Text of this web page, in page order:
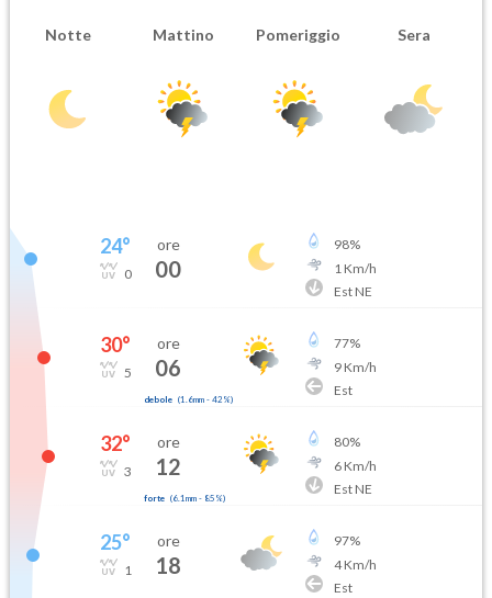
Notte Mattino Pomeriggio Sera
24°
0
ore
00
98%
1 Km/h
Est NE
30°
5
ore
06
debole (1.6mm- 42 %)
77%
9Km/h
Est
32°
3
ore
12
forte (6.1mm- 85 %)
80%
6Km/h
Est NE
25°
1
ore
18
97%
4Km/h
Est